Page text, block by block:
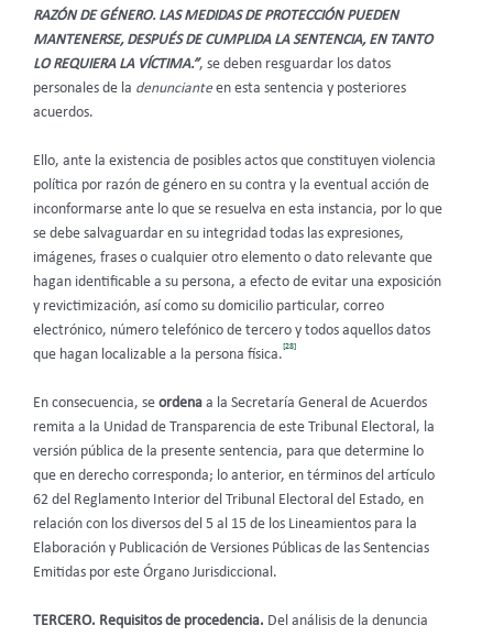
RAZÓN DE GÉNERO. LAS MEDIDAS DE PROTECCIÓN PUEDEN
MANTENERSE, DESPUÉS DE CUMPLIDA LA SENTENCIA, EN TANTO
LO REQUIERA LA VÍCTIMA.”, se deben resguardar los datos
personales de la denuncianteen esta sentencia y posteriores
acuerdos.
Ello, ante la existencia de posibles actos que constituyen violencia
política por razón de género en su contra y la eventual acción de
inconformarse ante lo que se resuelva en esta instancia, por lo que
se debe salvaguardar en su integridad todas las expresiones,
imágenes, frases o cualquier otro elemento o dato relevante que
hagan identificable a su persona, a efecto de evitar una exposición
y revictimización, así como su domicilio particular, correo
electrónico, número telefónico de tercero y todos aquellos datos
que hagan localizable a la persona física.
[28]
En consecuencia, se ordena a la Secretaría General de Acuerdos
remita a la Unidad de Transparencia de este Tribunal Electoral, la
versión pública de la presente sentencia, para que determine lo
que en derecho corresponda; lo anterior, en términos del artículo
62 del Reglamento Interior del Tribunal Electoral del Estado, en
relación con los diversos del 5 al 15 de los Lineamientos para la
Elaboración y Publicación de Versiones Públicas de las Sentencias
Emitidas por este Órgano Jurisdiccional.
TERCERO. Requisitos de procedencia. Del análisis de la denuncia